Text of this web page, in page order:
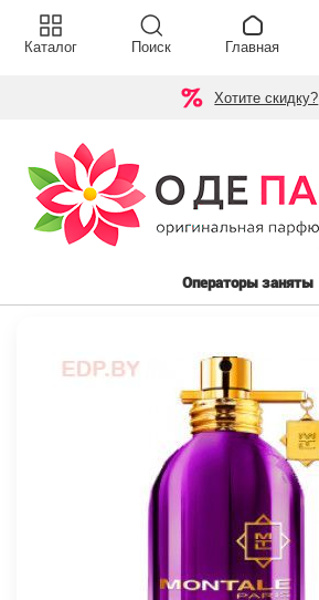
Хотите скидку?
Операторы заняты
Каталог Поиск Главная